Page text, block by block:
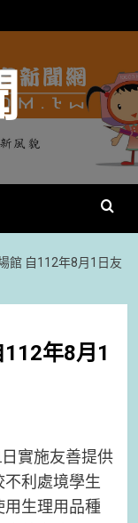
館 自112年8月1日友
年8月1
實施友善提供
利處境學生
生理用品種